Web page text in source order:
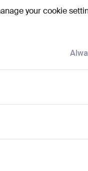
your cookie